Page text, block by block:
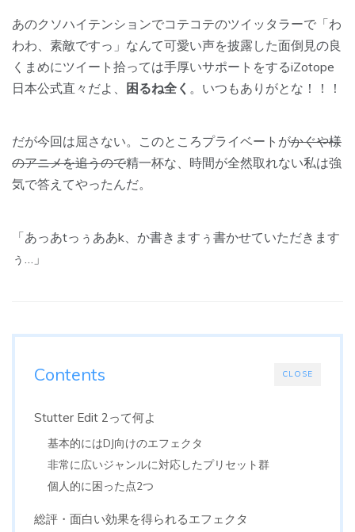
あのクソハイテンションでコテコテのツイッタラーで 「わ
わわ、素敵ですっ」なんて可愛い声を披露した面倒見の良
くまめにツイート拾っては手厚いサポートをするiZotope
日本公式直々だよ 、 困るね全く 。いつもありがとな！！！
だが今回は屈さない。このところプライベートがかぐや様
のアニメを追うので精一杯な、時間が全然取れない私は強
気で答えてやったんだ。
「あっあtっぅああk、か書きますぅ書かせていただきます
ぅ…」
CLOSE
Contents
Stutter Edit 2って何よ
基本的にはDJ向けのエフェクタ
非常に広いジャンルに対応したプリセット群
個人的に困った点2つ
総評・面白い効果を得られるエフェクタ